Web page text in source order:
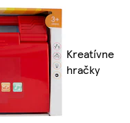
Kreatívne
hračky